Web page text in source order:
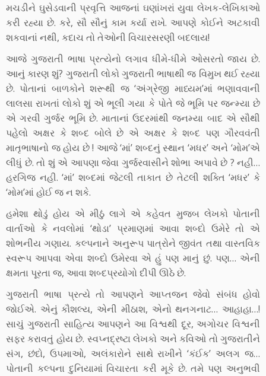
મચડીને ઘુસેડવાની પ્રવૃત્તિ આજનાં ઘણાંખરાં યુવા લેખક-લેખિકાઓ
કરી રહ્યા છે. કરે, સૌ સૌનું કામ કર્યા રાખે. આપણે કોઈને અટકાવી
શકવાનાં નથી, કદાચ તો તેઓની વિચારસરણી બદલાય!
આજે ગુજરાતી ભાષા પ્રત્યેનો લગાવ ધીમે-ધીમે ઓસરતો જાય છે.
આનું કારણ શું? ગુજરાતી લોકો ગુજરાતી ભાષાથી જ વિમુખ થઈ રહ્યા
છે. પોતાનાં બાળકોને શરૂથી જ ‘અંગ્રેજી માધ્યમ’માં ભણાવવાની
લાલસા રાખતાં લોકો શું એ ભૂલી ગયા કે પોતે જે ભૂમિ પર જન્મ્યા છે
એ ગરવી ગુર્જર ભૂમિ છે. માતાનાં ઉદરમાંથી જનમ્યા બાદ એ સૌથી
પહેલો અક્ષર કે શબ્દ બોલે છે એ અક્ષર કે શબ્દ પણ ગૌરવવંતી
માતૃભાષાનો જ હોય છે ! આજે ‘માં’ શબ્દનું સ્થાન ‘મધર’ અને ‘મોમ’એ
લીધું છે. તો શું એ આપણા જેવા ગુર્જરવાસીને શોભા અપાવે છે ? નહી…
હરગિજ નહી. ‘માં’ શબ્દમાં જેટલી તાકાત છે તેટલી શક્તિ ‘મધર’ કે
‘મોમ’માં હોઈ જ ન શકે.
હમેશા થોડું હોય એ મીઠું લાગે એ કહેવત મુજબ લેખકો પોતાની
વાર્તાઓ કે નવલોમાં ‘થોડા’ પ્રમાણમાં આવા શબ્દો ઉમેરે તો એ
શોભનીય ગણાય. કલ્પનાને અનુરૂપ પાત્રોને જીવંત તથા વાસ્તવિક
સ્વરૂપ આપવા એવા શબ્દો ઉમેરવા એ હું પણ માનું છું. પણ… એની
ક્ષમતા પૂરતા જ, આવા શબ્દપ્રયોગો દીપી ઊઠે છે.
ગુજરાતી ભાષા પ્રત્યે તો આપણને આપ્તજન જેવો સંબંધ હોવો
જોઈએ. એનું કૌશલ્ય, એની મીઠાશ, એનો થનગનાટ… આહાહા…!
સાચું ગુજરાતી સાહિત્ય આપણને આ વિશ્વથી દૂર, અગોચર વિશ્વની
સફર કરાવતું હોય છે. સ્વપ્નદ્રષ્ટા લેખકો અને કવિઓ તો ગુજરાતીને
સંગ, છંદો, ઉપમાઓ, અલંકારોને સાથે રાખીને ‘કંઈક’ અલગ જ…
પોતાની કલ્પના દુનિયામાં વિચારતા કરી મૂકે છે. તમે પણ અનુભવી